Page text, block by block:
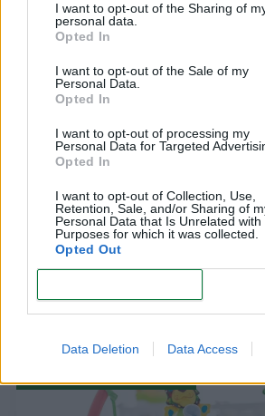
I want to opt-out of the Sharing of
personal data.
Opted In
I want to opt-out of the Sale of my
Personal Data.
Opted In
I want to opt-out of processing my
Personal Data for Targeted
Opted In
I want to opt-out of Collection, Use,
Retention, Sale, and/or Sharing of
Personal Data that Is Unrelated with
Purposes for which it was collected.
Opted Out
Data Deletion Data Access
han sufrido de síndrome de Morris!
Aquí encontrarás
ENFERMEDADES DEL BEBÉ
ESTIMULACIÓN DEL BEBÉ
PSICOLOGÍA DEL BEBÉ
SALUD
SUEÑO DEL BEBÉ
VIDEO DEL
COMPRAS PARA EL BEBÉ